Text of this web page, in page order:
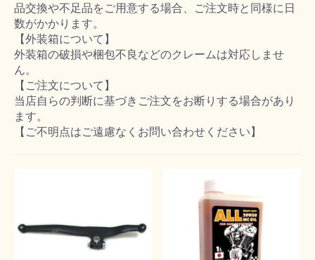
品交換や不足品をご用意する場合、ご注文時と同様に日
数がかかります。
【外装箱について】
外装箱の破損や梱包不良などのクレームは対応しませ
ん。
【ご注文について】
当店自らの判断に基づきご注文をお断りする場合があり
ます。
【ご不明点はご遠慮なくお問い合わせください】